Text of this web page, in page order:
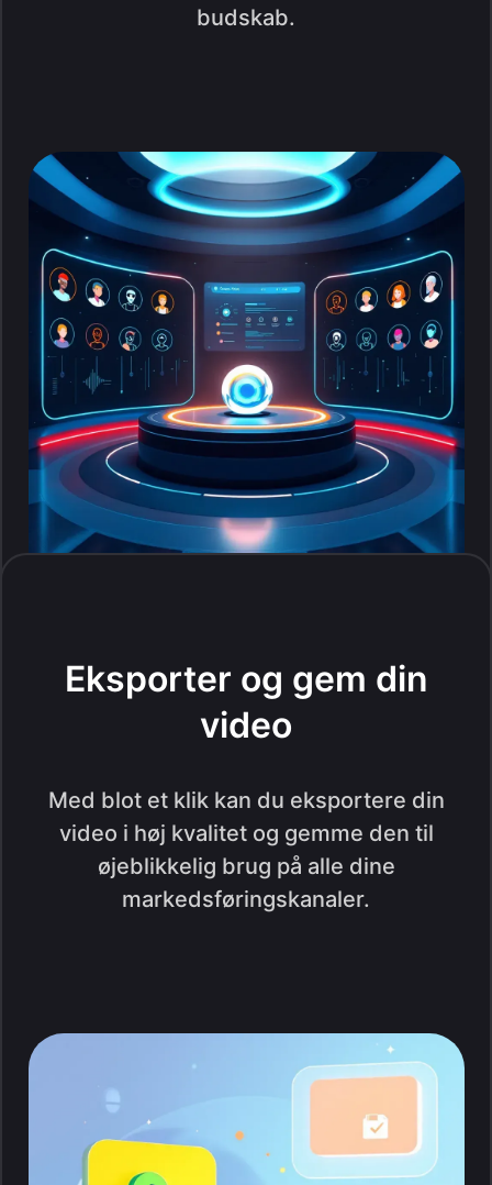
budskab.
Eksporter og gem din
video
Med blot et klik kan du eksportere din
video i høj kvalitet og gemme den til
øjeblikkelig brug på alle dine
markedsføringskanaler.